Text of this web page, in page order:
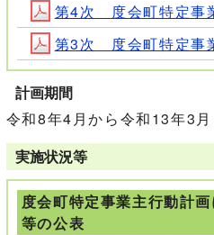
第4次 度会町特定事
第3次 度会町特定事
計画期間
令和8年4月から令和13年3
実施状況等
度会町特定事業主行動計
等の公表